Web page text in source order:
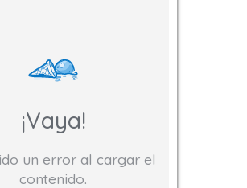
¡Vaya!
un error al cargar el
contenido.